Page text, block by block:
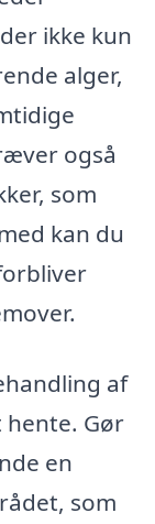
ikke kun
alger,
også
som
kan du
af
hente. Gør
en
som